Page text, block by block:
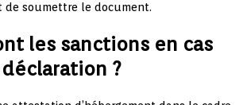
de soumettre le document.
les sanctions en cas
?